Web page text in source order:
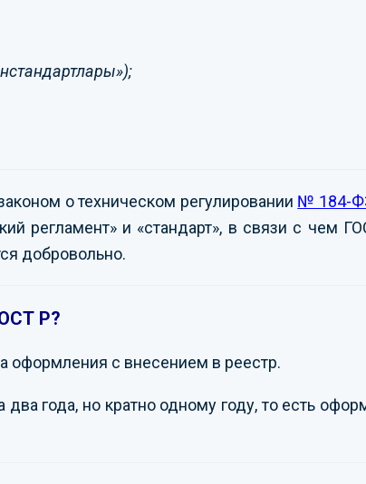
о техническом регулировании № 184-
регламент» и «стандарт», в связи с чем
добровольно.
Р?
оформления с внесением в реестр.
года, но кратно одному году, то есть